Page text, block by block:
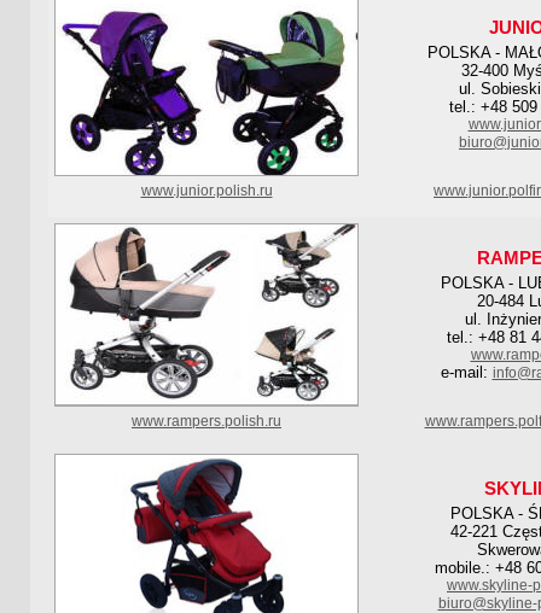
POLSKA -
32-400
ul.
tel.: +48 509
www.junior.polish.ru
POLSKA -
20-484
ul.
tel.: +48 81
e-mail:
www.rampers.polish.ru
POLSKA -
42-221
mobile.: +48
www.skyline-